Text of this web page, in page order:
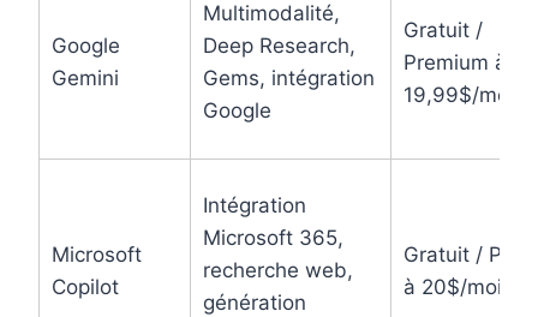
Google
Gemini
Multimodalité,
Deep Research,
Gems, intégration
Google
Gratuit /
Premium à
19,99$/mois
Microsoft
Copilot
Intégration
Microsoft 365,
recherche web,
génération
Gratuit / Pro
à 20$/mois